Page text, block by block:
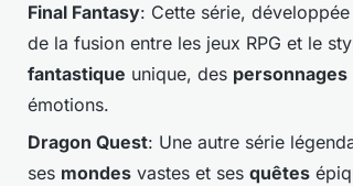
Final Fantasy: Cette série,
de la fusion entre les jeux RPG et le
fantastique unique, des personnages
émotions.
Dragon Quest: Une autre série
ses mondes vastes et ses quêtes